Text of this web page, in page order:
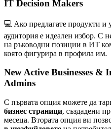
IT Decision Makers
💻 Ако предлагате продукти и
аудитория е идеален избор. С
на ръководни позиции в ИТ
която фигурира в профила им.
New Active Businesses &
Admins
С първата опция можете да
бизнес страници, създадени
месеца. Втората опция ви